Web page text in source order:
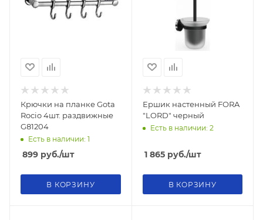
Крючки на планке Gota
Rocio 4шт. раздвижные
G81204
Есть в наличии: 1
899 руб./шт
В КОРЗИНУ
Ершик настенный FORA
"LORD" черный
Есть в наличии: 2
1 865руб./шт
В КОРЗИНУ